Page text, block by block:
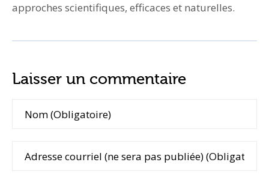
approches scientifiques, efficaces et naturelles.
Laisser un commentaire